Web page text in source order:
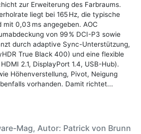
zur Erweiterung des Farbraums.
liegt bei 165 Hz, die typische
mit 0,03 ms angegeben. AOC
von 99 % DCI-P3 sowie
durch adaptive Sync-Unterstützung,
True Black 400) und eine flexible
2.1, DisplayPort 1.4, USB-Hub).
Höhenverstellung, Pivot, Neigung
vorhanden. Damit richtet...
Mag, Autor: Patrick von Brunn